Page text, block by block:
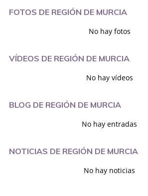
FOTOS DE REGIÓN DE MURCIA
No hay fotos
VÍDEOS DE REGIÓN DE MURCIA
No hay vídeos
BLOG DE REGIÓN DE MURCIA
No hay entradas
NOTICIAS DE REGIÓN DE MURCIA
No hay noticias